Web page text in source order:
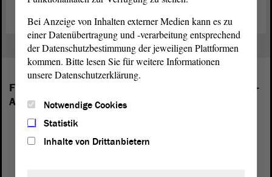
Folgende Fraktionen sind im Landtag von Sachsen-
Anhalt vertreten:
Bei Anzeige von Inhalten externer Medien kann es zu
einer Datenübertragung und -verarbeitung entsprechend
der Datenschutzbestimmung der jeweiligen Plattformen
kommen. Bitte lesen Sie für weitere Informationen
unsere Datenschutzerklärung.
Notwendige Cookies
Statistik
Inhalte von Drittanbietern